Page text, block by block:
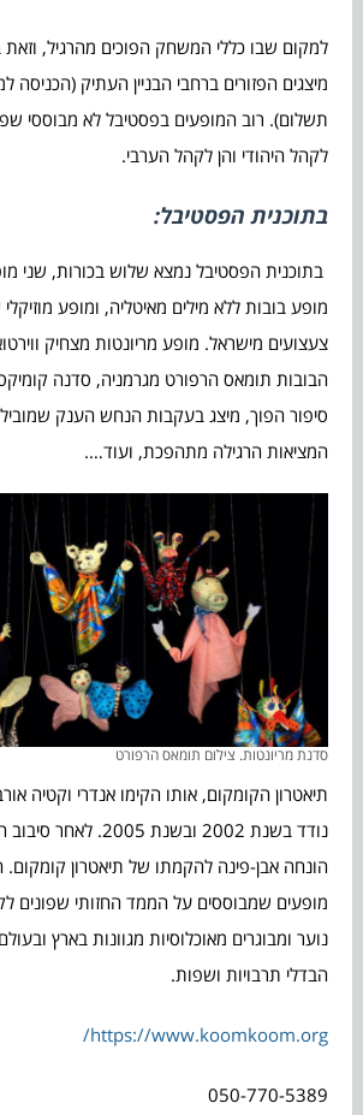
למקום שבו כללי המשחק הפוכים מהרגיל, וזאת
מיצגים הפזורים ברחבי הבניין העתיק (הכניסה
תשלום). רוב המופעים בפסטיבל לא מבוססי
לקהל היהודי והן לקהל הערבי.
בתוכנית הפסטיבל:
בתוכנית הפסטיבל נמצא שלוש בכורות, שני
מופע בובות ללא מילים מאיטליה, ומופע
צעצועים מישראל. מופע מריונטות מצחיק
הבובות תומאס הרפורט מגרמניה, סדנה
סיפור הפוך, מיצג בעקבות הנחש הענק
המציאות הרגילה מתהפכת, ועוד….
סדנת מריונטות. צילום תומאס הרפורט
תיאטרון הקומקום, אותו הקימו אנדרי וקטיה
נודד בשנת 2002 ובשנת
הונחה אבן-פינה להקמתו של תיאטרון קומקום.
מופעים שמבוססים על הממד החזותי שפונים
נוער ומבוגרים מאוכלוסיות מגוונות בארץ
הבדלי תרבויות ושפות.
https://www.koomkoom.org/
050-770-5389